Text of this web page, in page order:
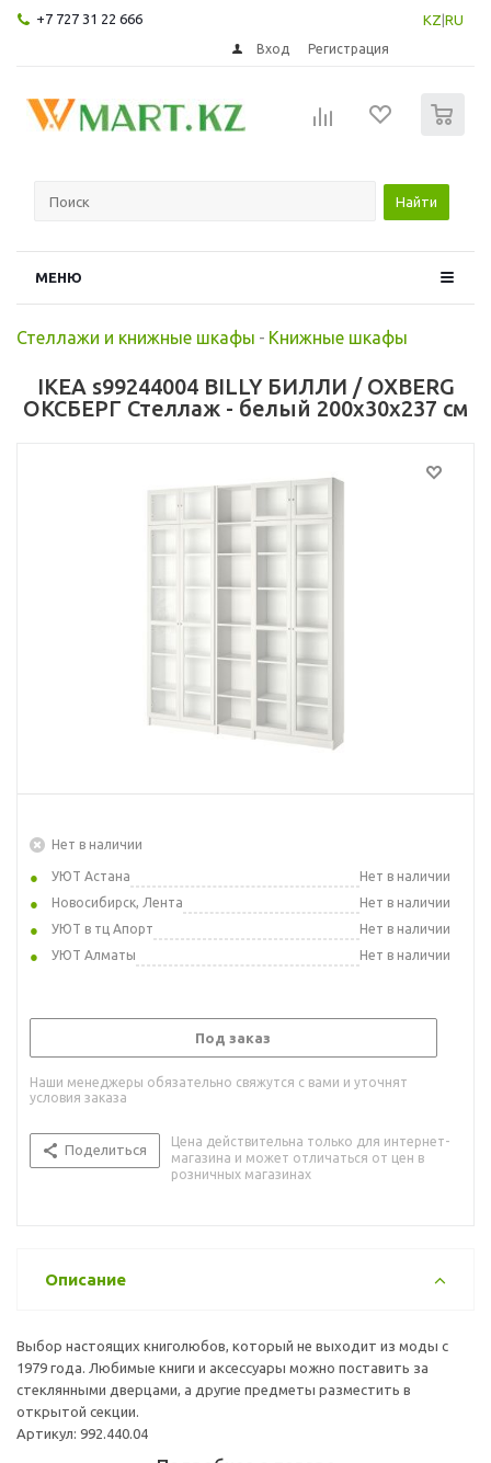
+7 727 31 22 666 KZ RU
Вход Регистрация
Найти
МЕНЮ
Стеллажи и книжные шкафы - Книжные шкафы
IKEA s99244004 BILLY БИЛЛИ / OXBERG
ОКСБЕРГ Стеллаж - белый 200x30x237 см
Нет в наличии
УЮТ Астана
Нет в наличии
Новосибирск, Лента
Нет в наличии
УЮТ в тц Апорт
Нет в наличии
УЮТ Алматы
Нет в наличии
Под заказ
Наши менеджеры обязательно свяжутся с вами и уточнят
условия заказа
Поделиться
Цена действительна только для интернет-
магазина и может отличаться от цен в
розничных магазинах
Описание
Выбор настоящих книголюбов, который не выходит из моды с
1979 года. Любимые книги и аксессуары можно поставить за
стеклянными дверцами, а другие предметы разместить в
открытой секции.
Артикул: 992.440.04